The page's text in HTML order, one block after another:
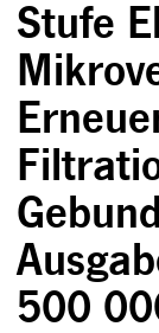
Stufe
500